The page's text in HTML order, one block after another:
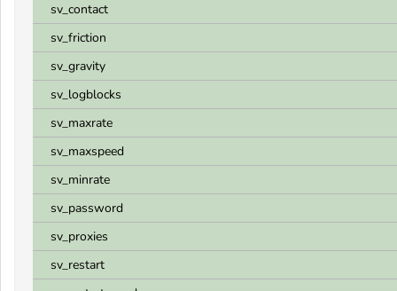
sv_contact
sv_friction
sv_gravity
sv_logblocks
sv_maxrate
sv_maxspeed
sv_minrate
sv_password
sv_proxies
sv_restart